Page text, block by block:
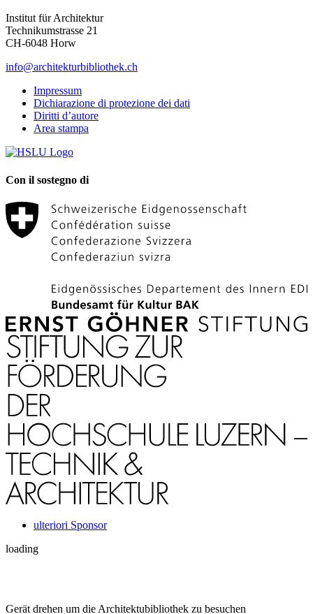
Institut für Architektur
Technikumstrasse 21
CH-6048 Horw
info@architekturbibliothek.ch
Impressum
Dichiarazione di protezione dei dati
Diritti d’autore
Area stampa
Con il sostegno di
ulteriori Sponsor
loading
Gerät drehen um die Architektubibliothek zu besuchen